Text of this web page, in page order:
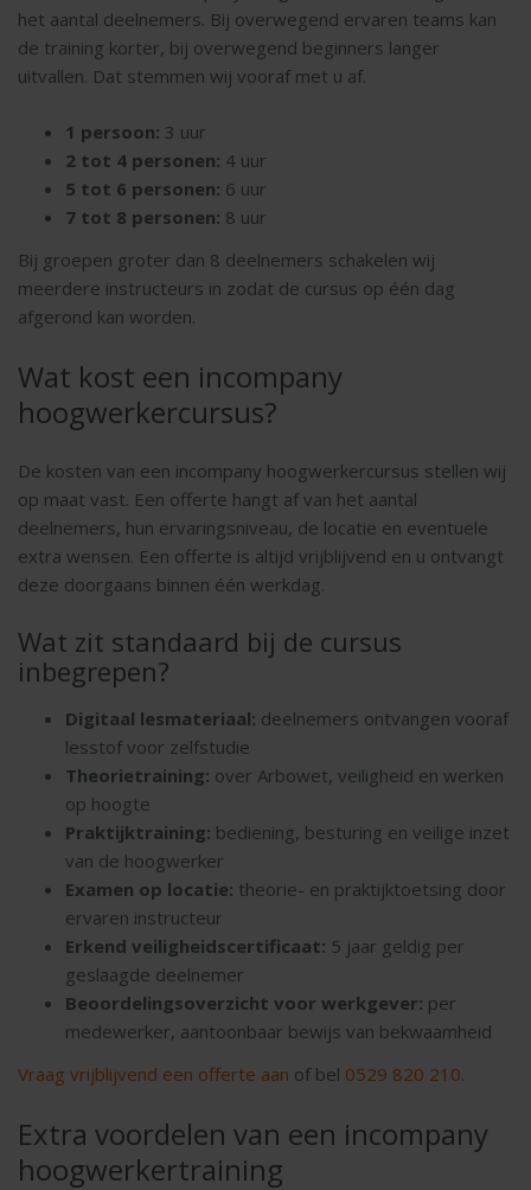
het aantal deelnemers. Bij overwegend ervaren teams kan
de training korter, bij overwegend beginners langer
uitvallen. Dat stemmen wij vooraf met u af.
1 persoon: 3 uur
2 tot 4 personen: 4 uur
5 tot 6 personen: 6 uur
7 tot 8 personen: 8 uur
Bij groepen groter dan 8 deelnemers schakelen wij
meerdere instructeurs in zodat de cursus op één dag
afgerond kan worden.
Wat kost een incompany
hoogwerkercursus?
De kosten van een incompany hoogwerkercursus stellen wij
op maat vast. Een offerte hangt af van het aantal
deelnemers, hun ervaringsniveau, de locatie en eventuele
extra wensen. Een offerte is altijd vrijblijvend en u ontvangt
deze doorgaans binnen één werkdag.
Wat zit standaard bij de cursus
inbegrepen?
Digitaal lesmateriaal: deelnemers ontvangen vooraf
lesstof voor zelfstudie
Theorietraining: over Arbowet, veiligheid en werken
op hoogte
Praktijktraining: bediening, besturing en veilige inzet
van de hoogwerker
Examen op locatie: theorie- en praktijktoetsing door
ervaren instructeur
Erkend veiligheidscertificaat: 5 jaar geldig per
geslaagde deelnemer
Beoordelingsoverzicht voor werkgever: per
medewerker, aantoonbaar bewijs van bekwaamheid
Vraag vrijblijvend een offerte aan of bel 0529 820 210.
Extra voordelen van een incompany
hoogwerkertraining